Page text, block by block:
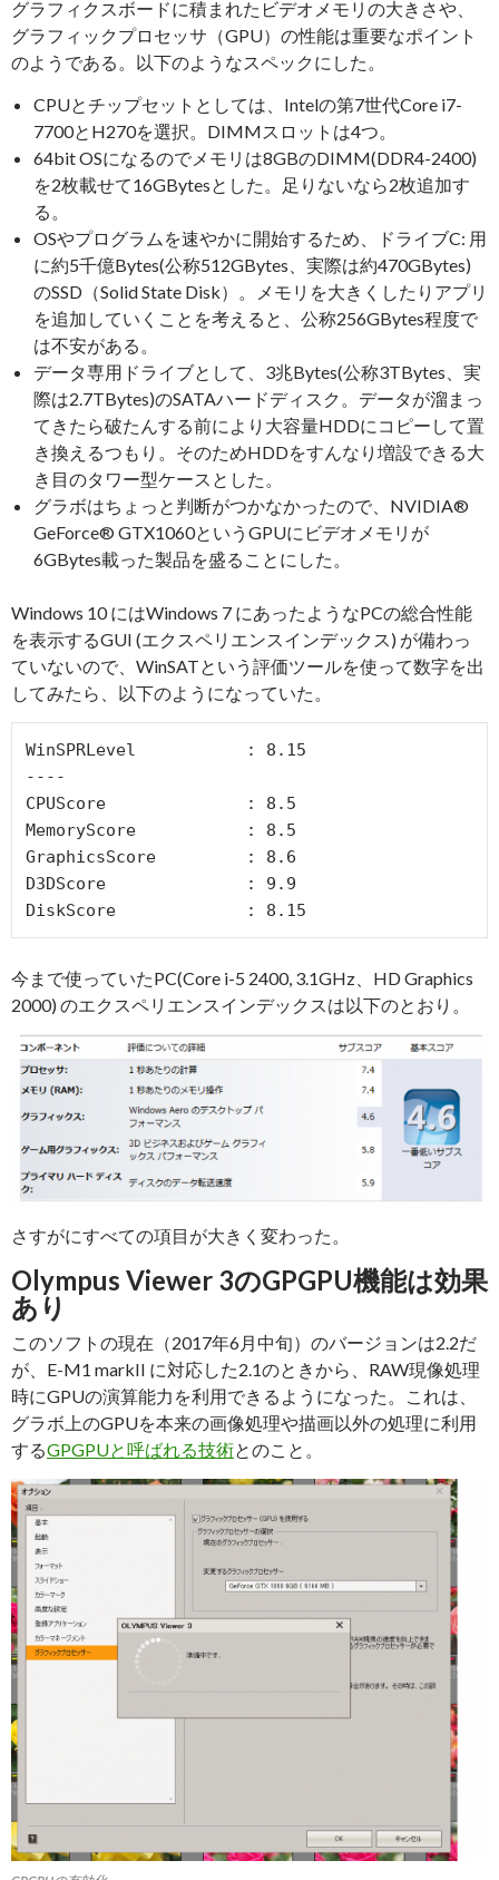
グラフィクスボードに積まれたビデオメモリの大きさや、
グラフィックプロセッサ（GPU）の性能は重要なポイント
のようである。以下のようなスペックにした。
CPUとチップセットとしては、Intelの第7世代Core i7-
7700とH270を選択。DIMMスロットは4つ。
64bit OSになるのでメモリは8GBのDIMM(DDR4-2400)
を2枚載せて16GBytesとした。足りないなら2枚追加す
る。
OSやプログラムを速やかに開始するため、ドライブC: 用
に約5千億Bytes(公称512GBytes、実際は約470GBytes)
のSSD（Solid State Disk）。メモリを大きくしたりアプリ
を追加していくことを考えると、公称256GBytes程度で
は不安がある。
データ専用ドライブとして、3兆Bytes(公称3TBytes、実
際は2.7TBytes)のSATAハードディスク。データが溜まっ
てきたら破たんする前により大容量HDDにコピーして置
き換えるつもり。そのためHDDをすんなり増設できる大
き目のタワー型ケースとした。
グラボはちょっと判断がつかなかったので、NVIDIA®
GeForce® GTX1060というGPUにビデオメモリが
6GBytes載った製品を盛ることにした。
Windows 10 にはWindows 7 にあったようなPCの総合性能
を表示するGUI (エクスペリエンスインデックス) が備わっ
ていないので、WinSATという評価ツールを使って数字を出
してみたら、以下のようになっていた。
WinSPRLevel           : 8.15
----
CPUScore              : 8.5
MemoryScore           : 8.5
GraphicsScore         : 8.6
D3DScore              : 9.9
DiskScore             : 8.15
今まで使っていたPC(Core i-5 2400, 3.1GHz、HD Graphics
2000) のエクスペリエンスインデックスは以下のとおり。
さすがにすべての項目が大きく変わった。
Olympus Viewer 3のGPGPU機能は効果
あり
このソフトの現在（2017年6月中旬）のバージョンは2.2だ
が、E-M1 markII に対応した2.1のときから、RAW現像処理
時にGPUの演算能力を利用できるようになった。これは、
グラボ上のGPUを本来の画像処理や描画以外の処理に利用
するGPGPUと呼ばれる技術とのこと。